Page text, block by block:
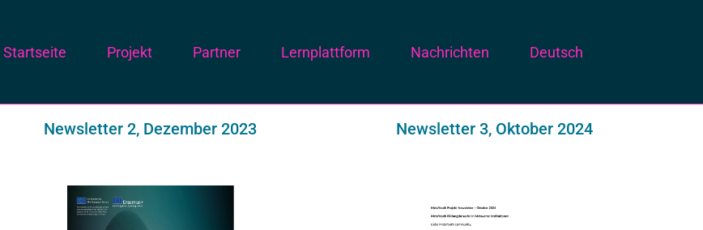
Startseite Projekt Partner Lernplattform Nachrichten Deutsch
Newsletter 2, Dezember 2023 Newsletter 3, Oktober 2024